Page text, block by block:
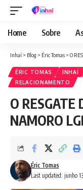
Home Sobre
Inhaí > Blog > Éric Tomas > O
ÉRIC TOMAS INHAÍ
RELACIONAMENTO
O RESGATE
NAMORO
Last updated: junho
Éric Tomas